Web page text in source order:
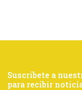
Suscríbete a
para recibir